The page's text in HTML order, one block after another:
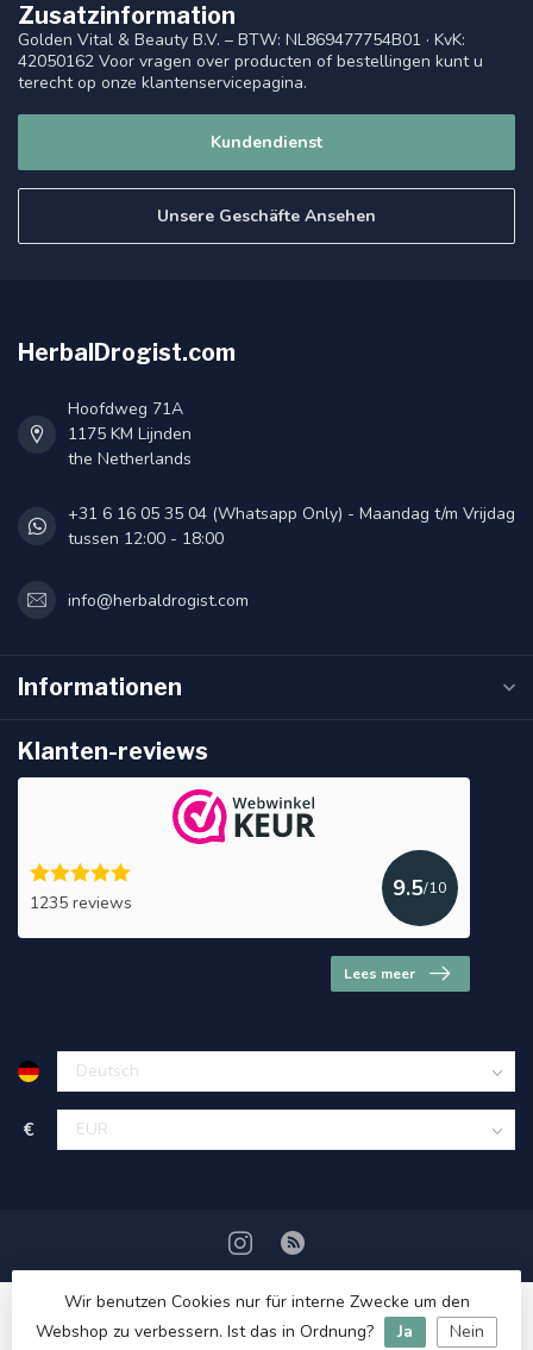
Zusatzinformation
Golden Vital & Beauty B.V. – BTW: NL869477754B01 · KvK:
42050162 Voor vragen over producten of bestellingen kunt u
terecht op onze klantenservicepagina.
Kundendienst
Unsere Geschäfte Ansehen
HerbalDrogist.com
Hoofdweg 71A
1175 KM Lijnden
the Netherlands
+31 6 16 05 35 04 (Whatsapp Only) - Maandag t/m Vrijdag
tussen 12:00 - 18:00
info@herbaldrogist.com
Informationen
Klanten-reviews
1235 reviews
9.5/10
Lees meer
€
Wir benutzen Cookies nur für interne Zwecke um den
Webshop zu verbessern. Ist das in Ordnung?
Ja Nein